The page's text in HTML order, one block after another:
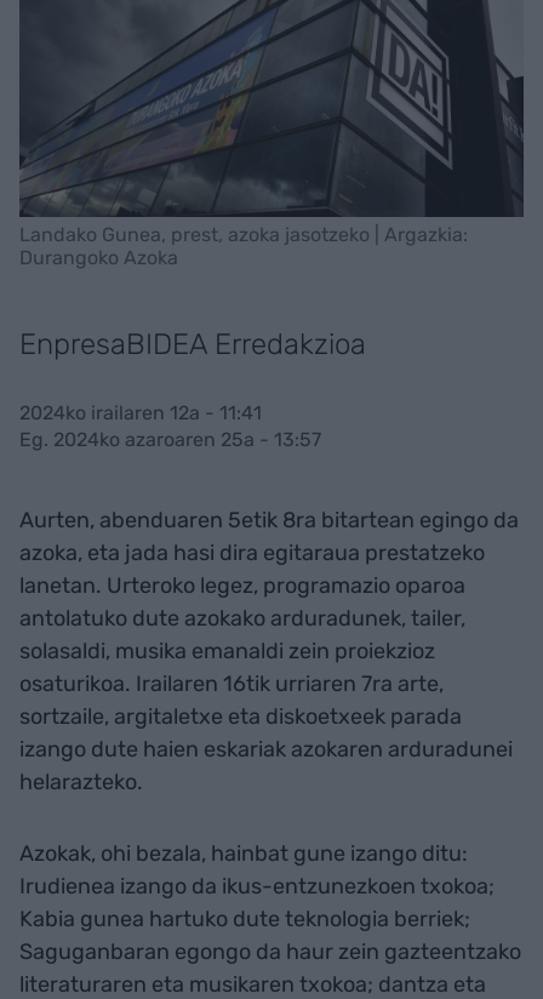
Landako Gunea, prest, azoka jasotzeko | Argazkia:
Durangoko Azoka
EnpresaBIDEA Erredakzioa
2024ko irailaren 12a - 11:41
Eg. 2024ko azaroaren 25a - 13:57
Aurten, abenduaren 5etik 8ra bitartean egingo da
azoka, eta jada hasi dira egitaraua prestatzeko
lanetan. Urteroko legez, programazio oparoa
antolatuko dute azokako arduradunek, tailer,
solasaldi, musika emanaldi zein proiekzioz
osaturikoa. Irailaren 16tik urriaren 7ra arte,
sortzaile, argitaletxe eta diskoetxeek parada
izango dute haien eskariak azokaren arduradunei
helarazteko.
Azokak, ohi bezala, hainbat gune izango ditu:
Irudienea izango da ikus-entzunezkoen txokoa;
Kabia gunea hartuko dute teknologia berriek;
Saguganbaran egongo da haur zein gazteentzako
literaturaren eta musikaren txokoa; dantza eta